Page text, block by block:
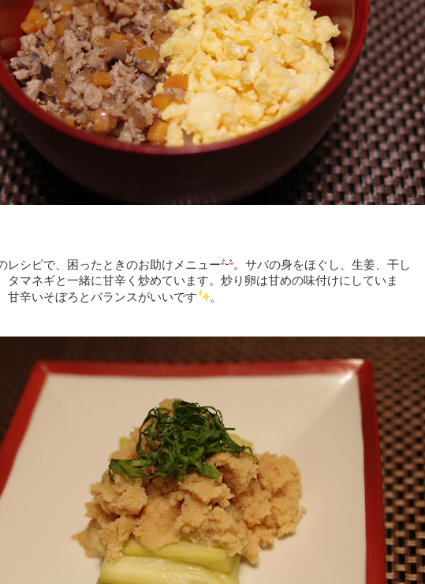
レシピで、困ったときのお助けメニュー
。サバの身をほぐし、生姜、干し
タマネギと一緒に甘辛く炒めています。炒り卵は甘めの味付けにしていま
甘辛いそぼろとバランスがいいです
。